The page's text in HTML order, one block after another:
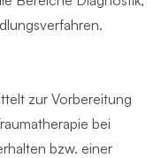
zur Vorbereitung
bei
bzw. einer